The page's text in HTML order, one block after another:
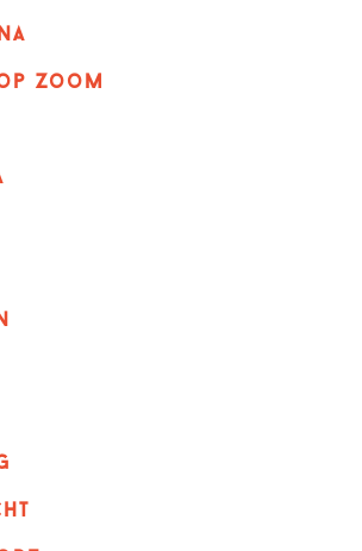
zoom